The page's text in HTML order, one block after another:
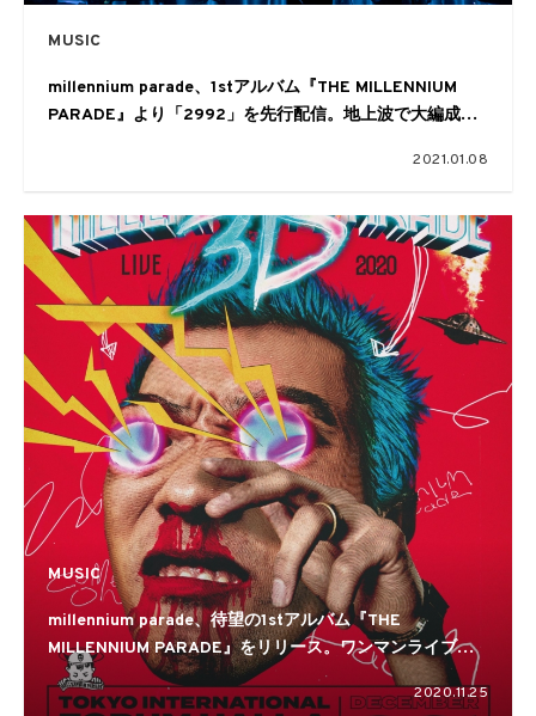
MUSIC
millennium parade、1stアルバム『THE MILLENNIUM
PARADE』より「2992」を先行配信。地上波で大編成の
2021.01.08
MUSIC
millennium parade、待望の1stアルバム『THE
MILLENNIUM PARADE』をリリース。ワンマンライブの
開催も
2020.11.25